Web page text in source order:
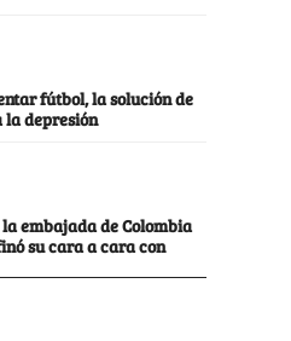
fútbol, la solución de
depresión
la embajada de Colombia
su cara a cara con